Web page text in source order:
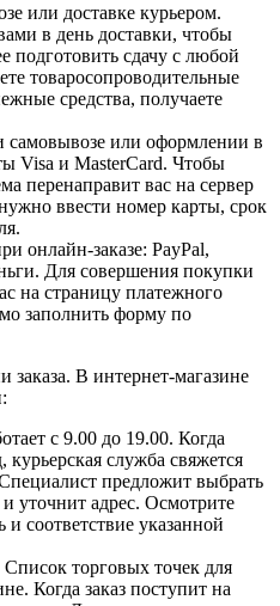
или доставке курьером.
в день доставки, чтобы
подготовить сдачу с любой
товаросопроводительные
средства, получаете
самовывозе или оформлении в
Visa и MasterCard. Чтобы
перенаправит вас на сервер
ввести номер карты, срок
онлайн-заказе: PayPal,
Для совершения покупки
на страницу платежного
заполнить форму по
заказа. В интернет-магазине
с 9.00 до 19.00. Когда
курьерская служба свяжется
предложит выбрать
уточнит адрес. Осмотрите
и соответствие указанной
торговых точек для
Когда заказ поступит на